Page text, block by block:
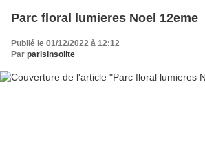
Parc floral lumieres Noel 12eme
Publié le 01/12/2022 à 12:12
Par parisinsolite